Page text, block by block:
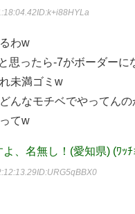
ID:k+i88HYLa
わw
思ったら-7がボーダーに
未満ゴミw
んなモチベでやってん
てw
、名無し！(愛知県) (ﾜｯ
ID:URG5qBBX0